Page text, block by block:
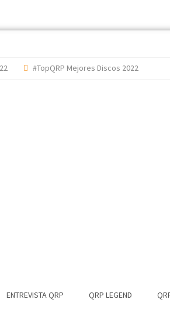
#TopQRP Mejores Discos 2022
ENTREVISTA QRP QRP LEGEND